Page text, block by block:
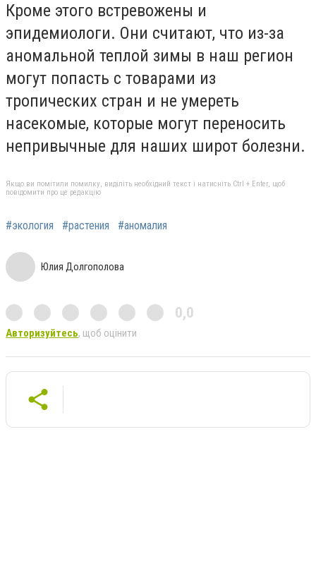
Кроме этого встревожены и
эпидемиологи. Они считают, что из-за
аномальной теплой зимы в наш регион
могут попасть с товарами из
тропических стран и не умереть
насекомые, которые могут переносить
непривычные для наших широт болезни.
Якщо ви помітили помилку, виділіть необхідний текст і натисніть Ctrl + Enter, щоб
повідомити про це редакцію
#экология #растения #аномалия
Юлия Долгополова
0,0
Авторизуйтесь, щоб оцінити